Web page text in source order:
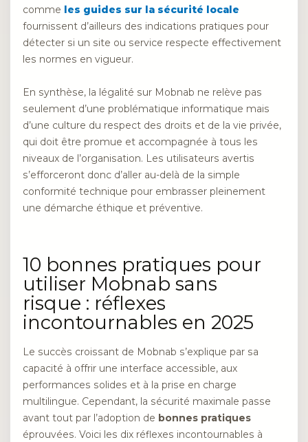
comme les guides sur la sécurité locale
fournissent d’ailleurs des indications pratiques pour
détecter si un site ou service respecte effectivement
les normes en vigueur.
En synthèse, la légalité sur Mobnab ne relève pas
seulement d’une problématique informatique mais
d’une culture du respect des droits et de la vie privée,
qui doit être promue et accompagnée à tous les
niveaux de l’organisation. Les utilisateurs avertis
s’efforceront donc d’aller au-delà de la simple
conformité technique pour embrasser pleinement
une démarche éthique et préventive.
10 bonnes pratiques pour
utiliser Mobnab sans
risque : réflexes
incontournables en 2025
Le succès croissant de Mobnab s’explique par sa
capacité à offrir une interface accessible, aux
performances solides et à la prise en charge
multilingue. Cependant, la sécurité maximale passe
avant tout par l’adoption de bonnes pratiques
éprouvées. Voici les dix réflexes incontournables à